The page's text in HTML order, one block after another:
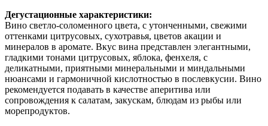
Дегустационные характеристики:
Вино светло-соломенного цвета, с утонченными, свежими
оттенками цитрусовых, сухотравья, цветов акации и
минералов в аромате. Вкус вина представлен элегантными,
гладкими тонами цитрусовых, яблока, фенхеля, с
деликатными, приятными минеральными и миндальными
нюансами и гармоничной кислотностью в послевкусии. Вино
рекомендуется подавать в качестве аперитива или
сопровождения к салатам, закускам, блюдам из рыбы или
морепродуктов.